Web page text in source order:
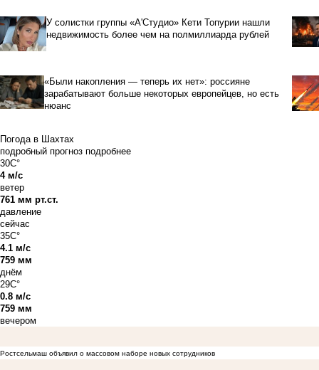
У солистки группы «А'Студио» Кети Топурии нашли
недвижимость более чем на полмиллиарда рублей
«Были накопления — теперь их нет»: россияне
зарабатывают больше некоторых европейцев, но есть
нюанс
Погода в Шахтах
подробный прогноз подробнее
30C°
4 м/с
ветер
761 мм рт.ст.
давление
сейчас
35C°
4.1 м/с
759 мм
днём
29C°
0.8 м/с
759 мм
вечером
Ростсельмаш объявил о массовом наборе новых сотрудников